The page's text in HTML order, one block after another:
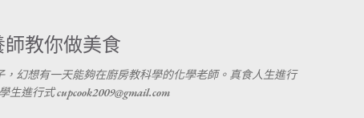
教你做美食
幻想有一天能夠在廚房教科學的化學老師。真食人生進行
進行式 cupcook2009@gmail.com